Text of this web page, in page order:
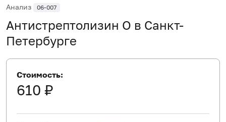
Анализ 06-007
Антистрептолизин О в Санкт-
Петербурге
Стоимость:
610 ₽